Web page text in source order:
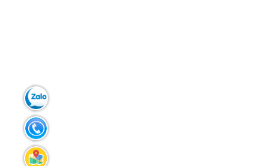
Zalo:
0903.299.181
Tel:
02383.586.433
Liên